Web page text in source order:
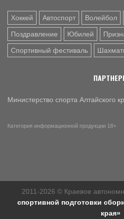
Хоккей Автоспорт Волейбол
Поздравление Юбилей
Спортивный фестиваль
Министерство спорта Алтайского
Категория информационной продукции 18+
2011-2026 © Краевое
спортивной подготовки
края»